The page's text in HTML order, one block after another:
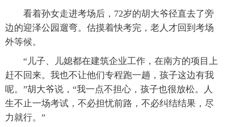
看着孙女走进考场后，72岁的胡大爷径直去了旁
边的迎泽公园遛弯。估摸着快考完，老人才回到考场
外等候。
“儿子、儿媳都在建筑企业工作，在南方的项目上
赶不回来。我也不让他们专程跑一趟，孩子这边有我
呢。”胡大爷说，“我一点不担心，孩子也很放松。人
生不止一场考试，不必担忧前路，不必纠结结果，尽
力就行。”